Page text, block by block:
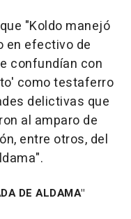
"Koldo manejó
en efectivo de
confundían con
como testaferro
delictivas que
al amparo de
entre otros, del
DE ALDAMA"